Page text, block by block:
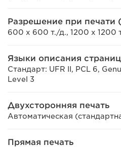
Разрешение при печати
600 x 600 т./д., 1200 x 1200
Языки описания страниц
Стандарт: UFR II, PCL 6,
Level 3
Двухсторонняя печать
Автоматическая
Прямая печать